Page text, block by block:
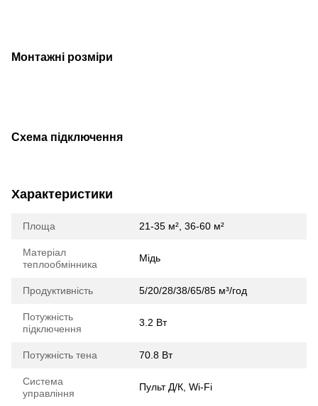
Монтажні розміри
Схема підключення
Характеристики
Площа 21-35 м², 36-60 м²
Матеріал
теплообмінника
Мідь
Продуктивність 5/20/28/38/65/85 м³/год
Потужність
підключення
3.2 Вт
Потужність тена 70.8 Вт
Система
управління
Пульт Д/К, Wi-Fi